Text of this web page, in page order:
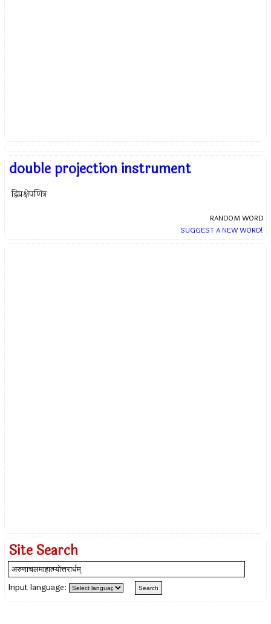
double projection instrument
द्विप्रक्षेपणित्र
RANDOM WORD
SUGGEST A NEW WORD!
Site Search
Input language: